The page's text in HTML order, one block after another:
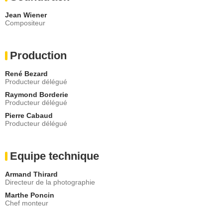
Jean Wiener
Compositeur
Production
René Bezard
Producteur délégué
Raymond Borderie
Producteur délégué
Pierre Cabaud
Producteur délégué
Equipe technique
Armand Thirard
Directeur de la photographie
Marthe Poncin
Chef monteur